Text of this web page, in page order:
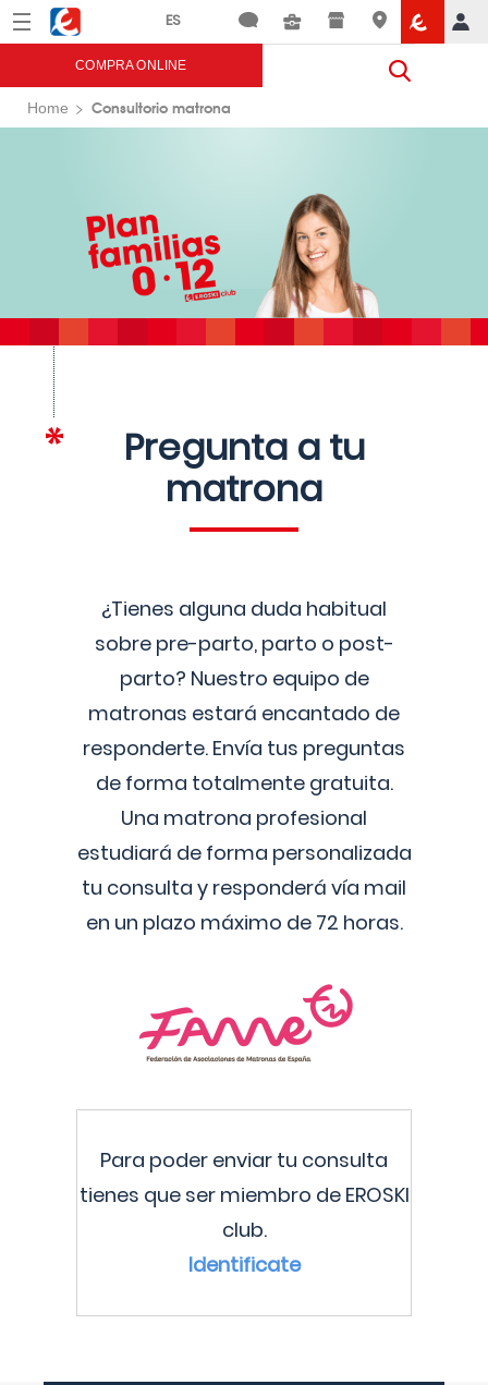
Menú Eroski
COMPRA ONLINE
Home Consultorio matrona
Pregunta a tu
matrona
¿Tienes alguna duda habitual
sobre pre-parto, parto o post-
parto? Nuestro equipo de
matronas estará encantado de
responderte. Envía tus preguntas
de forma totalmente gratuita.
Una matrona profesional
estudiará de forma personalizada
tu consulta y responderá vía mail
en un plazo máximo de 72 horas.
Para poder enviar tu consulta
tienes que ser miembro de EROSKI
club.
Identificate